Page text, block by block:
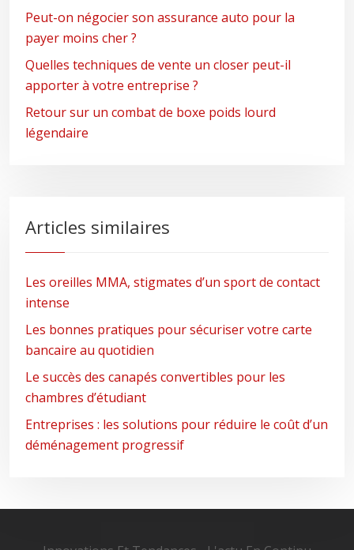
Peut-on négocier son assurance auto pour la
payer moins cher ?
Quelles techniques de vente un closer peut-il
apporter à votre entreprise ?
Retour sur un combat de boxe poids lourd
légendaire
Articles similaires
Les oreilles MMA, stigmates d’un sport de contact
intense
Les bonnes pratiques pour sécuriser votre carte
bancaire au quotidien
Le succès des canapés convertibles pour les
chambres d’étudiant
Entreprises : les solutions pour réduire le coût d’un
déménagement progressif